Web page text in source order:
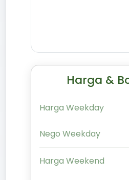
Harga &
Harga Weekday
Nego Weekday
Harga Weekend